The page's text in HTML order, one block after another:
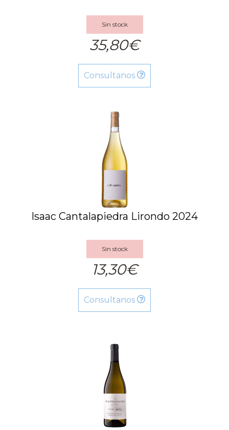
Sin stock
35,80€
Consultanos
Isaac Cantalapiedra Lirondo 2024
Sin stock
13,30€
Consultanos